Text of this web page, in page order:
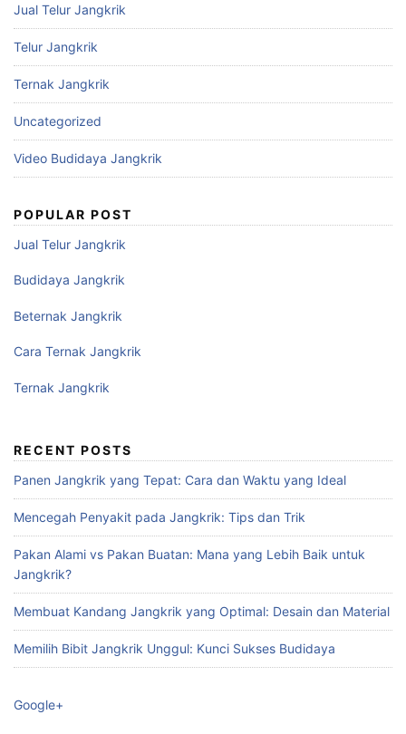
Jual Telur Jangkrik
Telur Jangkrik
Ternak Jangkrik
Uncategorized
Video Budidaya Jangkrik
POPULAR POST
Jual Telur Jangkrik
Budidaya Jangkrik
Beternak Jangkrik
Cara Ternak Jangkrik
Ternak Jangkrik
RECENT POSTS
Panen Jangkrik yang Tepat: Cara dan Waktu yang Ideal
Mencegah Penyakit pada Jangkrik: Tips dan Trik
Pakan Alami vs Pakan Buatan: Mana yang Lebih Baik untuk
Jangkrik?
Membuat Kandang Jangkrik yang Optimal: Desain dan Material
Memilih Bibit Jangkrik Unggul: Kunci Sukses Budidaya
Google+